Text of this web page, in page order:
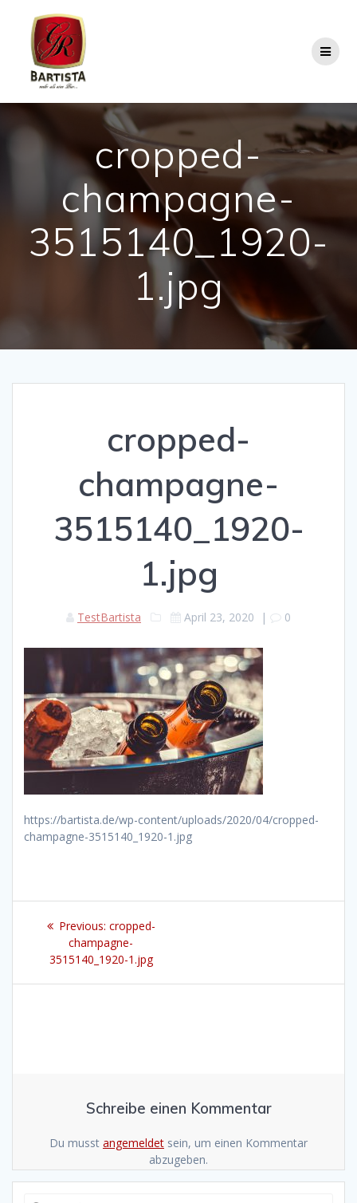
cropped-
champagne-
3515140_1920-
1.jpg
cropped-
champagne-
3515140_1920-
1.jpg
TestBartista April 23, 2020 | 0
https://bartista.de/wp-content/uploads/2020/04/cropped-
champagne-3515140_1920-1.jpg
Beitragsnavigation
Previous: Previous
post:
cropped-
champagne-
3515140_1920-1.jpg
Schreibe einen Kommentar
Du musst angemeldet sein, um einen Kommentar
abzugeben.